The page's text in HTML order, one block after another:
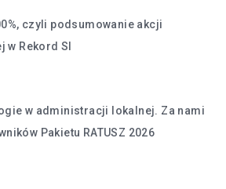
czyli podsumowanie akcji
Rekord SI
w administracji lokalnej. Za nami
Pakietu RATUSZ 2026